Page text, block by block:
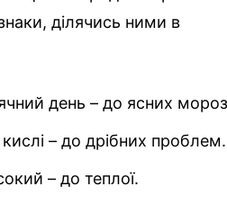
ділячись ними в
день – до ясних
– до дрібних проблем.
– до теплої.